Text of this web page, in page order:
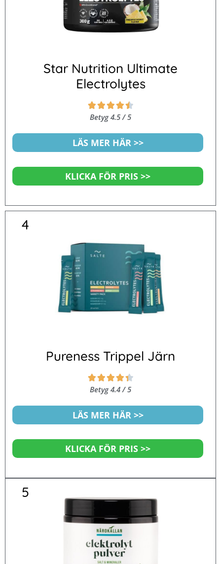
Star Nutrition Ultimate
Electrolytes

5
Betyg 4.5 / 5
LÄS MER HÄR >>
KLICKA FÖR PRIS >>
4
Pureness Trippel Järn

5
Betyg 4.4 / 5
LÄS MER HÄR >>
KLICKA FÖR PRIS >>
5